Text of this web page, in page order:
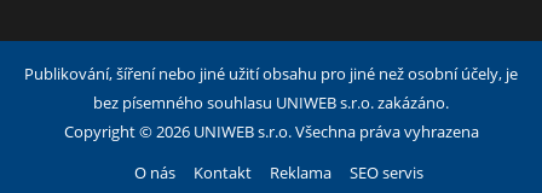
Publikování, šíření nebo jiné užití obsahu pro jiné než osobní účely, je
bez písemného souhlasu UNIWEB s.r.o. zakázáno.
Copyright © 2026 UNIWEB s.r.o. Všechna práva vyhrazena
O nás
Kontakt Reklama SEO servis